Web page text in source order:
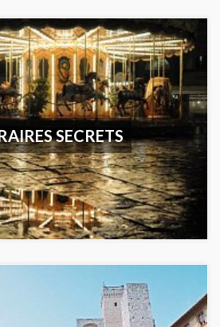
SECRETS